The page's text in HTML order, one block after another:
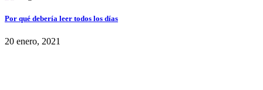
Por qué debería leer todos los días
20 enero, 2021